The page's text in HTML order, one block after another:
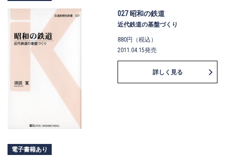
027 昭和の鉄道
近代鉄道の基盤づくり
880円（税込）
2011.04.15発売
詳しく見る
電子書籍あり